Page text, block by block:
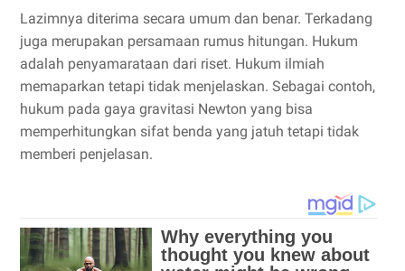
Lazimnya diterima secara umum dan benar. Terkadang
juga merupakan persamaan rumus hitungan. Hukum
adalah penyamarataan dari riset. Hukum ilmiah
memaparkan tetapi tidak menjelaskan. Sebagai contoh,
hukum pada gaya gravitasi Newton yang bisa
memperhitungkan sifat benda yang jatuh tetapi tidak
memberi penjelasan.